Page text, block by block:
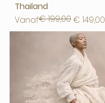
Thailand
Vanaf
Normale prijs
€ 199,00€ 149,00
Verkoopprijs